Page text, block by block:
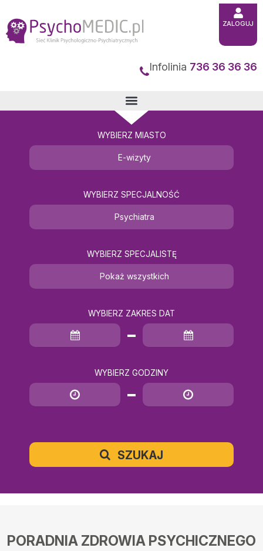
do
treści
Infolinia 736 36 36 36
ZALOGUJ
WYBIERZ MIASTO
E-wizyty
WYBIERZ SPECJALNOŚĆ
Psychiatra
WYBIERZ SPECJALISTĘ
Pokaż wszystkich
WYBIERZ ZAKRES DAT
Data rozpoczęcia
Data zakończenia
WYBIERZ GODZINY
Godzina rozpoczęcia
Godzina zakończenia
SZUKAJ
PORADNIA ZDROWIA PSYCHICZNEGO